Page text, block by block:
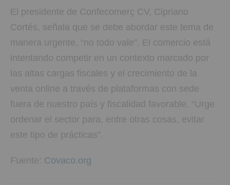
El presidente de Confecomerç CV, Cipriano
Cortés, señala que se debe abordar este tema de
manera urgente, “no todo vale”. El comercio está
intentando competir en un contexto marcado por
las altas cargas fiscales y el crecimiento de la
venta online a través de plataformas con sede
fuera de nuestro país y fiscalidad favorable. “Urge
ordenar el sector para, entre otras cosas, evitar
este tipo de prácticas”.
Fuente: Covaco.org